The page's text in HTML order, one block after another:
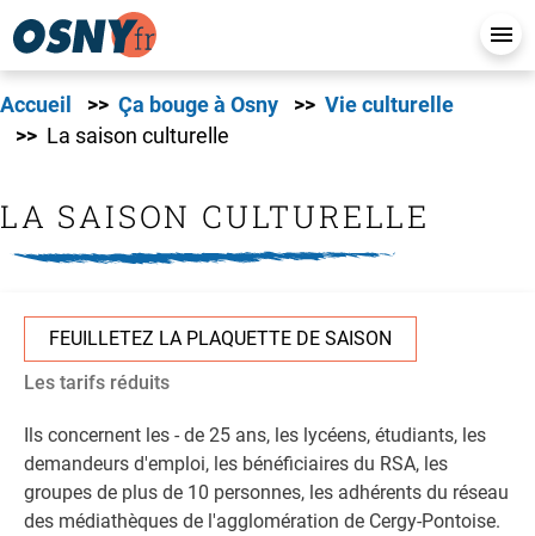
Accueil Ça bouge à Osny
Vie culturelle
La saison culturelle
LA SAISON CULTURELLE
FEUILLETEZ LA PLAQUETTE DE SAISON
Les tarifs réduits
Ils concernent les - de 25 ans, les lycéens, étudiants, les
demandeurs d'emploi, les bénéficiaires du RSA, les
groupes de plus de 10 personnes, les adhérents du réseau
des médiathèques de l'agglomération de Cergy-Pontoise.